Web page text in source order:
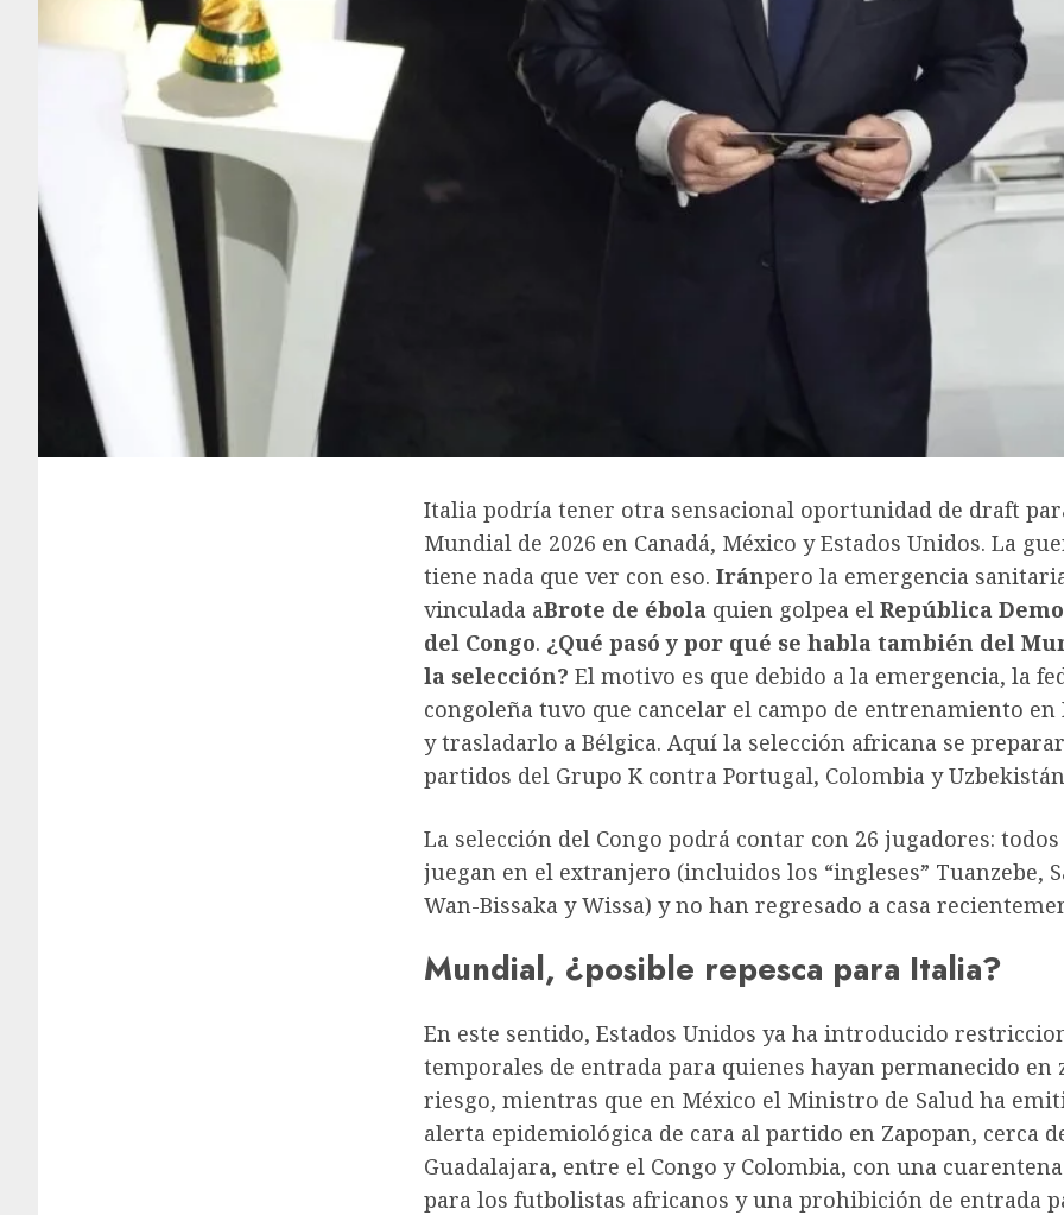
Italia podría tener otra sensacional oportunidad de draft
Mundial de 2026 en Canadá, México y Estados Unidos. La
tiene nada que ver con eso. Iránpero la emergencia
vinculada aBrote de ébola quien golpea el República
del Congo. ¿Qué pasó y por qué se habla también del
la selección? El motivo es que debido a la emergencia, la
congoleña tuvo que cancelar el campo de entrenamiento en
y trasladarlo a Bélgica. Aquí la selección africana se
partidos del Grupo K contra Portugal, Colombia y
La selección del Congo podrá contar con 26 jugadores:
juegan en el extranjero (incluidos los “ingleses” Tuanzebe,
Wan-Bissaka y Wissa) y no han regresado a casa
Mundial, ¿posible repesca para Italia?
En este sentido, Estados Unidos ya ha introducido
temporales de entrada para quienes hayan permanecido en
riesgo, mientras que en México el Ministro de Salud ha
alerta epidemiológica de cara al partido en Zapopan, cerca
Guadalajara, entre el Congo y Colombia, con una
para los futbolistas africanos y una prohibición de entrada